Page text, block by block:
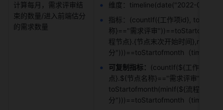
计算每月，需求评审结
束的数量/进入前端估分
的需求数量
维度：timeline(date("2022-01-
指标：(countIf({工作项id},
称}=="需求评审
程节点}.{节点末次开始时间
分")))==toStartofmonth（
可复制指标：
(countIf(${工作项id},
点}.${节点名称}=="需求评审
toStartofmonth(minIf(${流程节点
分")))==toStartofmonth（